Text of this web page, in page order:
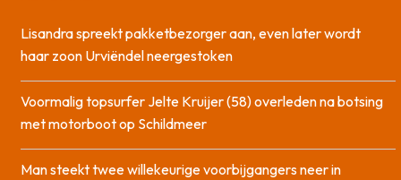
Lisandra spreekt pakketbezorger aan, even later wordt
haar zoon Urviëndel neergestoken
Voormalig topsurfer Jelte Kruijer (58) overleden na botsing
met motorboot op Schildmeer
Man steekt twee willekeurige voorbijgangers neer in